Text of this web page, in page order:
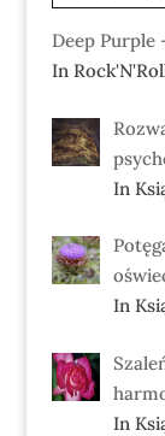
Deep Purple
In
In
In
In